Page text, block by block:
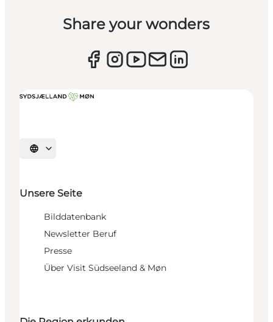
Share your wonders
Sprache auswählen
Unsere Seite
Bilddatenbank
Newsletter Beruf
Presse
Über Visit Südseeland & Møn